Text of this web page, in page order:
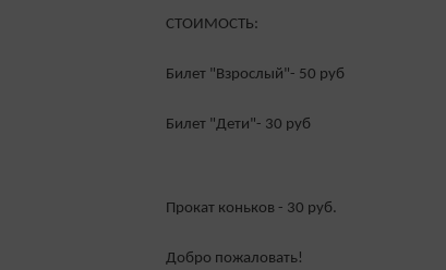
СТОИМОСТЬ:
Билет "Взрослый"- 50 руб
Билет "Дети"- 30 руб
Прокат коньков - 30 руб.
Добро пожаловать!